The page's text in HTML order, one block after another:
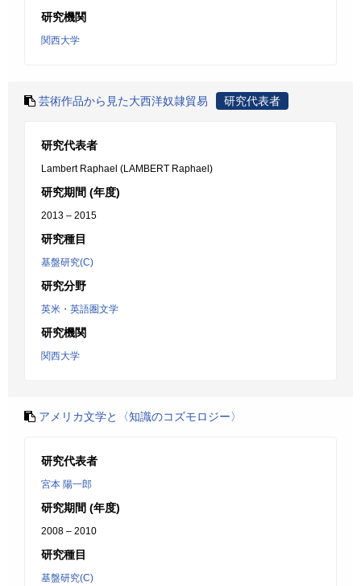
研究機関
関西大学
芸術作品から見た大西洋奴隷貿易 研究代表者
研究代表者
Lambert Raphael (LAMBERT Raphael)
研究期間 (年度)
2013 – 2015
研究種目
基盤研究(C)
研究分野
英米・英語圏文学
研究機関
関西大学
アメリカ文学と〈知識のコズモロジー〉
研究代表者
宮本 陽一郎
研究期間 (年度)
2008 – 2010
研究種目
基盤研究(C)